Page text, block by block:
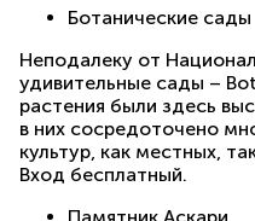
Ботанические сады
Неподалеку от
удивительные сады –
растения были здесь
в них сосредоточено
культур, как местных,
Вход бесплатный.